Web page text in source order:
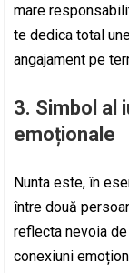
mare
te dedica total
angajament pe
3. Simbol al
emoționale
Nunta este, în
între două
reflecta nevoia
conexiuni